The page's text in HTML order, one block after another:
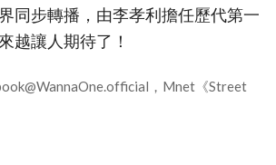
同步轉播，由李孝利擔任歷代第一
越讓人期待了！
，Mnet《Street